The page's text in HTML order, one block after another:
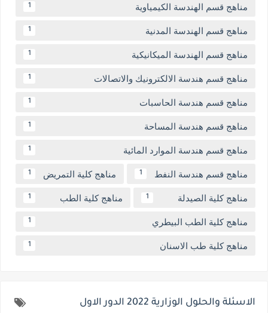
مناهج قسم الهندسة الكيمياوية 1
مناهج قسم الهندسة المدنية 1
مناهج قسم الهندسة الميكانيكية 1
مناهج قسم هندسة الالكترونيك والاتصالات 1
مناهج قسم هندسة الحاسبات 1
مناهج قسم هندسة المساحة 1
مناهج قسم هندسة الموارد المائية 1
مناهج قسم هندسة النفط 1 مناهج كلية التمريض 1
مناهج كلية الصيدلة 1 مناهج كلية الطب 1
مناهج كلية الطب البيطري 1
مناهج كلية طب الاسنان 1
الاسئلة والحلول الوزارية 2022 الدور الاول